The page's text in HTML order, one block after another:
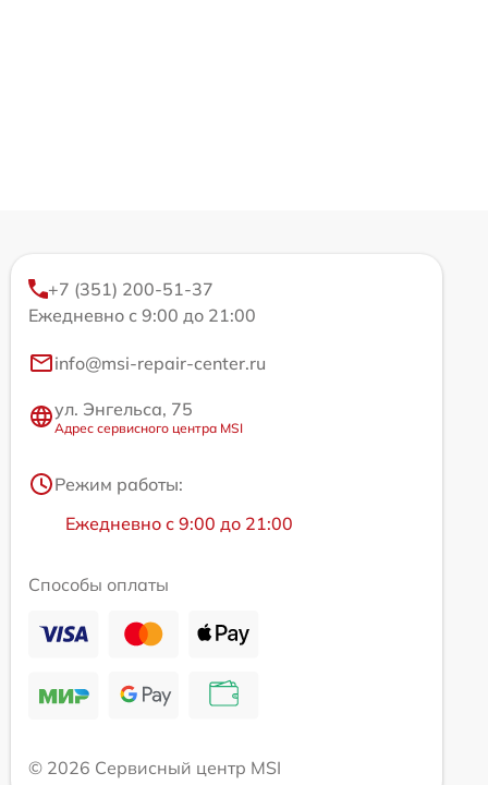
+7 (351) 200-51-37
Ежедневно с 9:00 до 21:00
info@msi-repair-center.ru
ул. Энгельса, 75
Адрес сервисного центра MSI
Режим работы:
Ежедневно с 9:00 до 21:00
Способы оплаты
© 2026 Сервисный центр MSI